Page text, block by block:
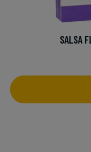
SALSA